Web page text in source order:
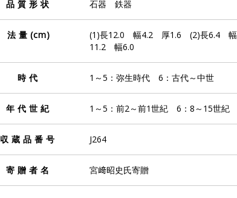
品質形状 石器 鉄器
法量 (cm)
(1)長12.0 幅4.2 厚1.6 (2)長6.4
11.2 幅6.0
時代 1～5：弥生時代 6：古代～中世
年代世紀 1～5：前2～前1世紀 6：8～15世紀
収蔵品番号 J264
寄贈者名 宮﨑昭史氏寄贈